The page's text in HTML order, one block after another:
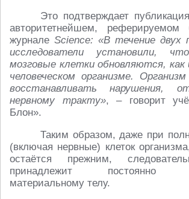
Это подтверждает
авторитетнейшем, реферируемом
журнале Science: «В течение двух
исследователи установили,
мозговые клетки обновляются,
человеческом организме.
восстанавливать нарушения,
нервному тракту», – говорит
Блон».
Таким образом, даже при
(включая нервные) клеток
остаётся прежним,
принадлежит постоянно
материальному телу.